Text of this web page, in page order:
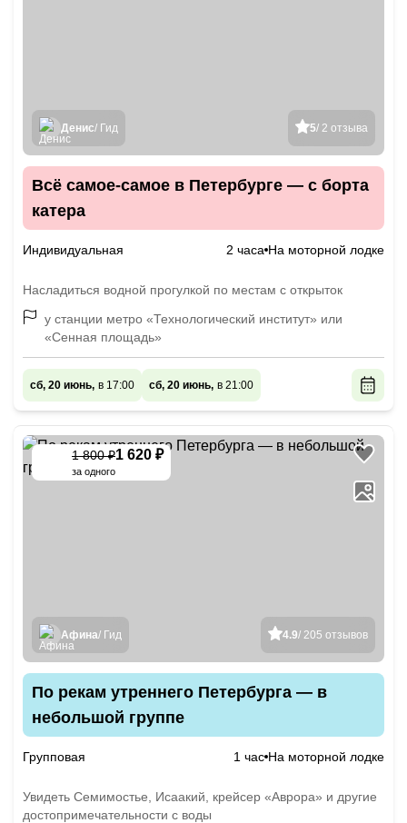
5/ 2 отзыва
Денис/ Гид
Всё самое-самое в Петербурге — с борта
катера
Индивидуальная 2 часа На моторной лодке
Насладиться водной прогулкой по местам с открыток
у станции метро «Технологический институт» или
«Сенная площадь»
сб, 20 июнь, в 17:00 сб, 20 июнь, в 21:00
1 800 ₽1 620 ₽
за одного
4.9/ 205 отзывов
Афина/ Гид
По рекам утреннего Петербурга — в
небольшой группе
Групповая 1 час На моторной лодке
Увидеть Семимостье, Исаакий, крейсер «Аврора» и другие
достопримечательности с воды